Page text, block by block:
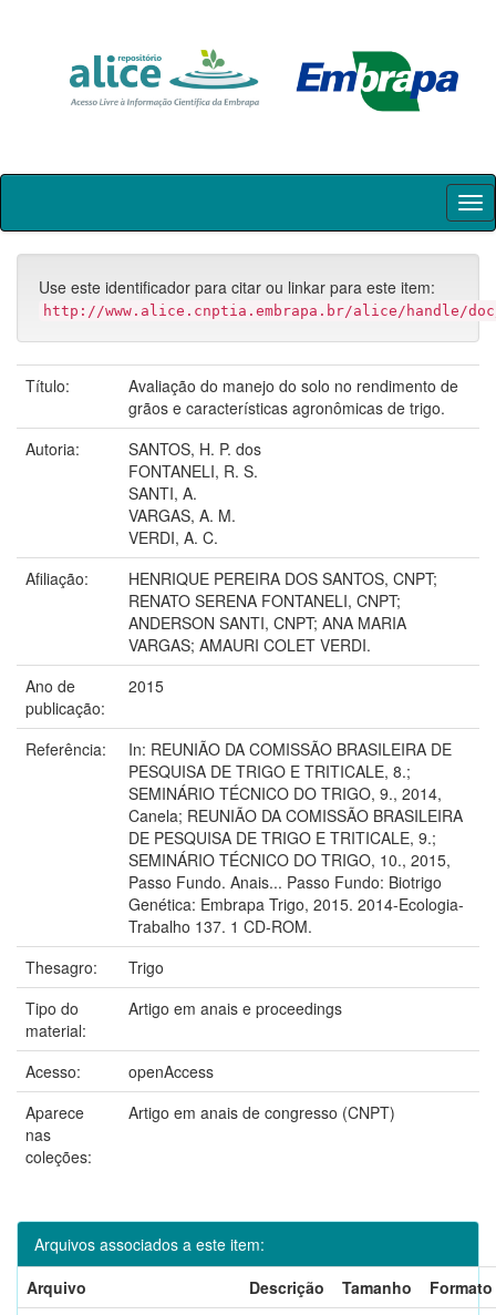
Skip
Use este identificador para citar ou linkar para este item:
http://www.alice.cnptia.embrapa.br/alice/handle/doc/
Título:
Avaliação do manejo do solo no rendimento de
grãos e características agronômicas de trigo.
Autoria:
SANTOS, H. P. dos
FONTANELI, R. S.
SANTI, A.
VARGAS, A. M.
VERDI, A. C.
Afiliação:
HENRIQUE PEREIRA DOS SANTOS, CNPT;
RENATO SERENA FONTANELI, CNPT;
ANDERSON SANTI, CNPT; ANA MARIA
VARGAS; AMAURI COLET VERDI.
Ano de
publicação:
2015
Referência:
In: REUNIÃO DA COMISSÃO BRASILEIRA DE
PESQUISA DE TRIGO E TRITICALE, 8.;
SEMINÁRIO TÉCNICO DO TRIGO, 9., 2014,
Canela; REUNIÃO DA COMISSÃO BRASILEIRA
DE PESQUISA DE TRIGO E TRITICALE, 9.;
SEMINÁRIO TÉCNICO DO TRIGO, 10., 2015,
Passo Fundo. Anais... Passo Fundo: Biotrigo
Genética: Embrapa Trigo, 2015. 2014-Ecologia-
Trabalho 137. 1 CD-ROM.
Thesagro:
Trigo
Tipo do
material:
Artigo em anais e proceedings
Acesso:
openAccess
Aparece
nas
coleções:
Artigo em anais de congresso (CNPT)
Arquivos associados a este item:
Arquivo
Descrição Tamanho
Formato